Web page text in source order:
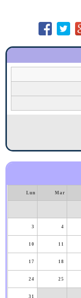
Lun Mar
3 4
10 11
17 18
24 25
31